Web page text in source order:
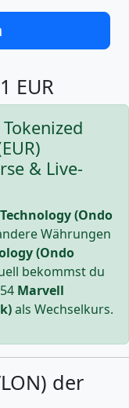
EUR
& Live-
(Ondo
Währungen
(Ondo
bekommst du
Marvell
als Wechselkurs.
der